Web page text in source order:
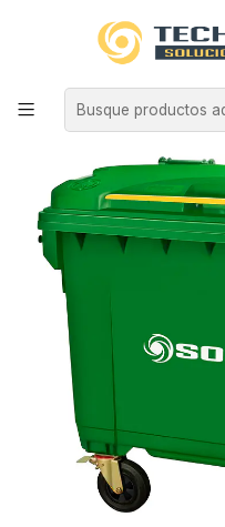
Inicio
CONTENEDOR DE